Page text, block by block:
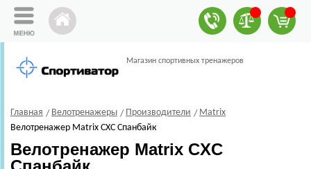
Магазин спортивных тренажеров
Главная Велотренажеры Производители
Matrix
Велотренажер Matrix CXC Спанбайк
Велотренажер Matrix CXC